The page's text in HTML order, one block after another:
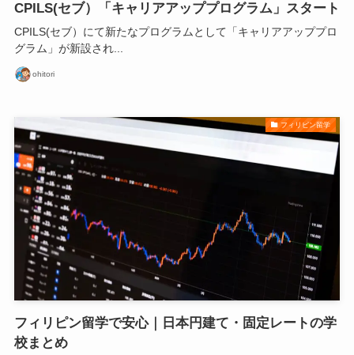
CPILS(セブ）「キャリアアッププログラム」スタート
CPILS(セブ）にて新たなプログラムとして「キャリアアッププロ
グラム」が新設され...
ohitori
フィリピン留学
フィリピン留学で安心｜日本円建て・固定レートの学
校まとめ